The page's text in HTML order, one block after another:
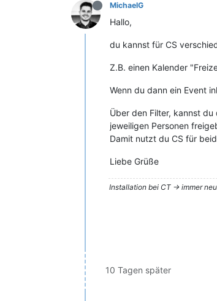
MichaelG
Hallo,
du kannst für CS
Z.B. einen Kalender
Wenn du dann ein Event
Über den Filter, kannst
jeweiligen Personen
Damit nutzt du CS für
Liebe Grüße
Installation bei CT -> immer
10 Tagen später